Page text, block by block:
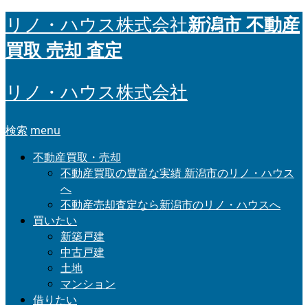
リノ・ハウス株式会社新潟市 不動産
買取 売却 査定
リノ・ハウス株式会社
検索 menu
不動産買取・売却
不動産買取の豊富な実績 新潟市のリノ・ハウス
へ
不動産売却査定なら新潟市のリノ・ハウスへ
買いたい
新築戸建
中古戸建
土地
マンション
借りたい